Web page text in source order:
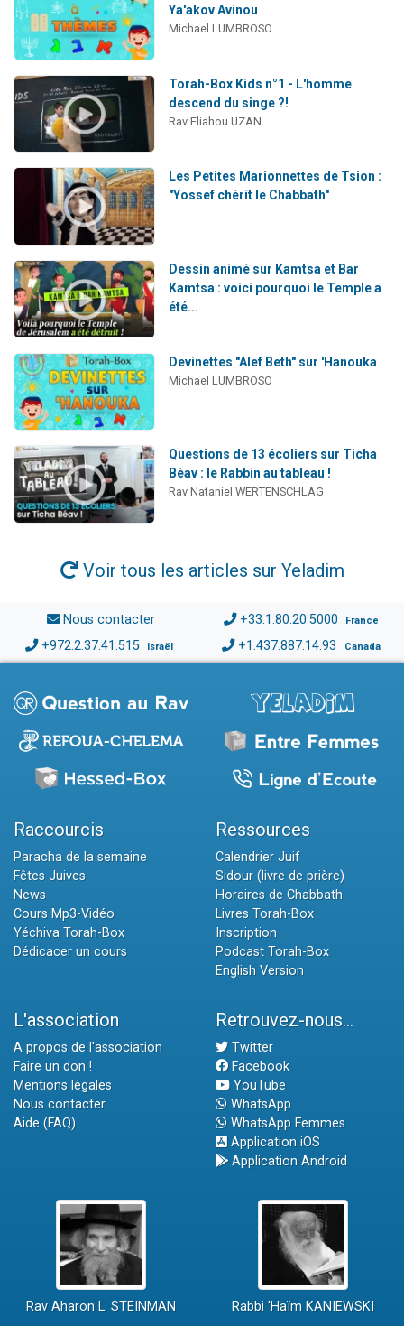
Ya'akov Avinou
Michael LUMBROSO
Torah-Box Kids n°1 - L'homme
descend du singe ?!
Rav Eliahou UZAN
Les Petites Marionnettes de Tsion :
"Yossef chérit le Chabbath"
Dessin animé sur Kamtsa et Bar
Kamtsa : voici pourquoi le Temple a
été...
Devinettes "Alef Beth" sur 'Hanouka
Michael LUMBROSO
Questions de 13 écoliers sur Ticha
Béav : le Rabbin au tableau !
Rav Nataniel WERTENSCHLAG
Voir tous les articles sur Yeladim
Nous contacter +33.1.80.20.5000 France
+972.2.37.41.515 Israël +1.437.887.14.93 Canada
Raccourcis
Paracha de la semaine
Fêtes Juives
News
Cours Mp3-Vidéo
Yéchiva Torah-Box
Dédicacer un cours
Ressources
Calendrier Juif
Sidour (livre de prière)
Horaires de Chabbath
Livres Torah-Box
Inscription
Podcast Torah-Box
English Version
L'association
A propos de l'association
Faire un don !
Mentions légales
Nous contacter
Aide (FAQ)
Retrouvez-nous...
Twitter
Facebook
YouTube
WhatsApp
WhatsApp Femmes
Application iOS
Application Android
Rav Aharon L. STEINMAN Rabbi 'Haïm KANIEWSKI